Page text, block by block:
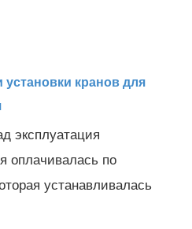
кранов для
эксплуатация
оплачивалась по
устанавливалась